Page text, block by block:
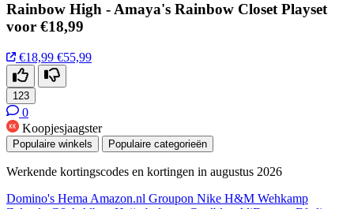
Rainbow High - Amaya's Rainbow Closet Playset
voor €18,99
€18,99 €55,99
123
0
Koopjesjaagster
Populaire winkels Populaire categorieën
Werkende kortingscodes en kortingen in augustus 2026
Domino's Hema Amazon.nl Groupon Nike H&M Wehkamp